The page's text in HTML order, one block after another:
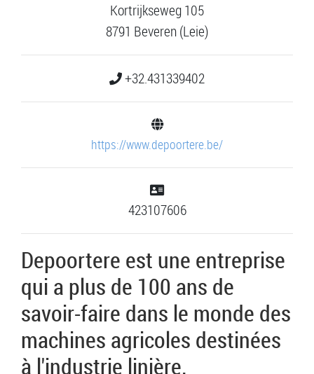
Kortrijkseweg 105
8791 Beveren (Leie)
+32.431339402
https://www.depoortere.be/
423107606
Depoortere est une entreprise
qui a plus de 100 ans de
savoir-faire dans le monde des
machines agricoles destinées
à l'industrie linière.